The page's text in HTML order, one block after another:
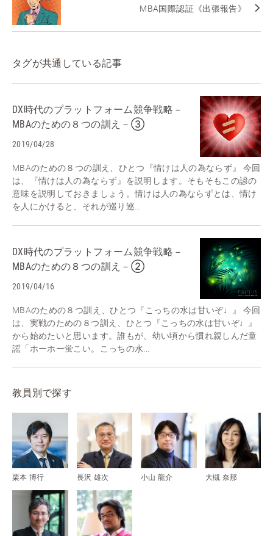
MBA国際認証《出張報告》
タグが共通している記事
DX時代のプラットフォーム競争戦略－
MBAのための８つの訓え－③
2019/04/28
MBAのための８つの訓え、ひとつ『情けは人の為ならず』 今回
は、『情けは人の為ならず』を説明します。そもそもこの諺の
意味を説明しておきましょう。情けは人の為ならずとは、情け
を人にかけると、それが巡り巡...
DX時代のプラットフォーム競争戦略－
MBAのための８つの訓え－②
2019/04/16
MBAのための８つ訓え、ひとつ『こっちの水は甘いぞ♩』 今回
は、実戦のための８つ訓え、ひとつ『こっちの水は甘いぞ♩』
から始めたいと思います。誰もが、幼い頃から慣れ親しんだ童
謡「ホーホー蛍こい。こっちの水...
教員別で探す
栗本 博行 長沢 雄次 小山 龍介 大槻 奈那